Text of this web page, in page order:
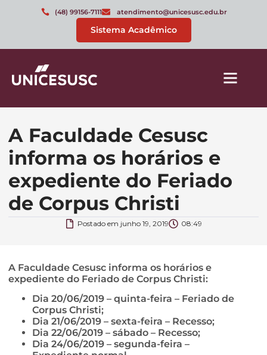
(48) 99156-7111 atendimento@unicesusc.edu.br
Sistema Acadêmico
A Faculdade Cesusc
informa os horários e
expediente do Feriado
de Corpus Christi
Postado em junho 19, 2019 08:49
A Faculdade Cesusc informa os horários e
expediente do Feriado de Corpus Christi:
Dia 20/06/2019 – quinta-feira – Feriado de
Corpus Christi;
Dia 21/06/2019 – sexta-feira – Recesso;
Dia 22/06/2019 – sábado – Recesso;
Dia 24/06/2019 – segunda-feira –